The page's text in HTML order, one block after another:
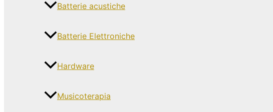
Batterie acustiche
Batterie Elettroniche
Hardware
Musicoterapia